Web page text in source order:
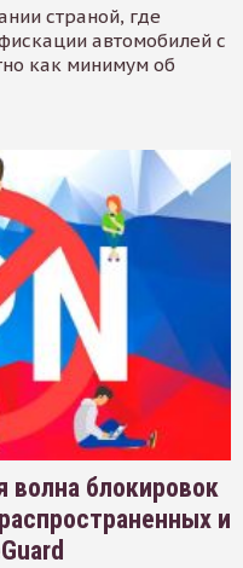
страной, где
автомобилей с
как минимум об
волна блокировок
и